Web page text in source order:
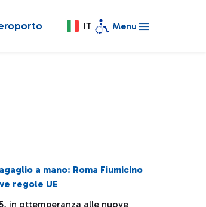
IT Menu
a mano: Roma Fiumicino
regole UE
in ottemperanza alle nuove